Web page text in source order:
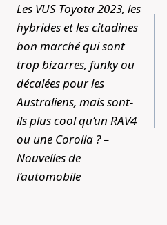
Les VUS Toyota 2023, les
hybrides et les citadines
bon marché qui sont
trop bizarres, funky ou
décalées pour les
Australiens, mais sont-
ils plus cool qu’un RAV4
ou une Corolla ? –
Nouvelles de
l’automobile